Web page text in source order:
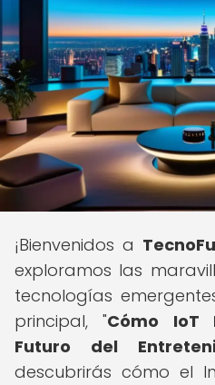
¡Bienvenidos a
exploramos las
tecnologías
principal, "Cómo IoT
Futuro del
descubrirás cómo el